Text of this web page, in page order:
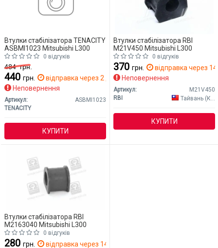
Втулки стабілізатора TENACITY
ASBMI1023 Mitsubishi L300
0 відгуків
484грн.
440 грн.
відправка через 2 дн.
Неповернення
Артикул:
ASBMI1023
TENACITY
КУПИТИ
Втулки стабілізатора RBI
M21V450 Mitsubishi L300
0 відгуків
370 грн.
відправка через
Неповернення
Артикул:
M21V450
RBI
Тайвань (Китай)
КУПИТИ
Втулки стабілізатора RBI
M2163040 Mitsubishi L300
0 відгуків
280 грн.
відправка через 14 дн.